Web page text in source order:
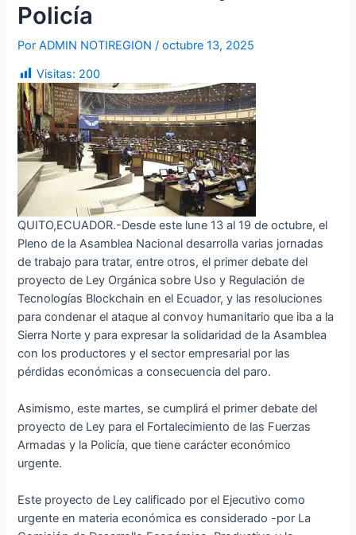
Policía
PorADMIN NOTIREGION/octubre 13, 2025
Visitas: 200
QUITO,ECUADOR.-Desde este lune 13 al 19 de octubre, el
Pleno de la Asamblea Nacional desarrolla varias jornadas
de trabajo para tratar, entre otros, el primer debate del
proyecto de Ley Orgánica sobre Uso y Regulación de
Tecnologías Blockchain en el Ecuador, y las resoluciones
para condenar el ataque al convoy humanitario que iba a la
Sierra Norte y para expresar la solidaridad de la Asamblea
con los productores y el sector empresarial por las
pérdidas económicas a consecuencia del paro.
Asimismo, este martes, se cumplirá el primer debate del
proyecto de Ley para el Fortalecimiento de las Fuerzas
Armadas y la Policía, que tiene carácter económico
urgente.
Este proyecto de Ley calificado por el Ejecutivo como
urgente en materia económica es considerado -por La